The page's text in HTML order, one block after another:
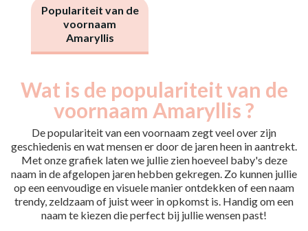
Populariteit van de
voornaam
Amaryllis
Wat is de populariteit van de
voornaam Amaryllis ?
De populariteit van een voornaam zegt veel over zijn
geschiedenis en wat mensen er door de jaren heen in aantrekt.
Met onze grafiek laten we jullie zien hoeveel baby's deze
naam in de afgelopen jaren hebben gekregen. Zo kunnen jullie
op een eenvoudige en visuele manier ontdekken of een naam
trendy, zeldzaam of juist weer in opkomst is. Handig om een
naam te kiezen die perfect bij jullie wensen past!
Année
Nouveaux-
nés
2010
11
2011
12
2012
9
2013
9
2014
18
2015
13
10